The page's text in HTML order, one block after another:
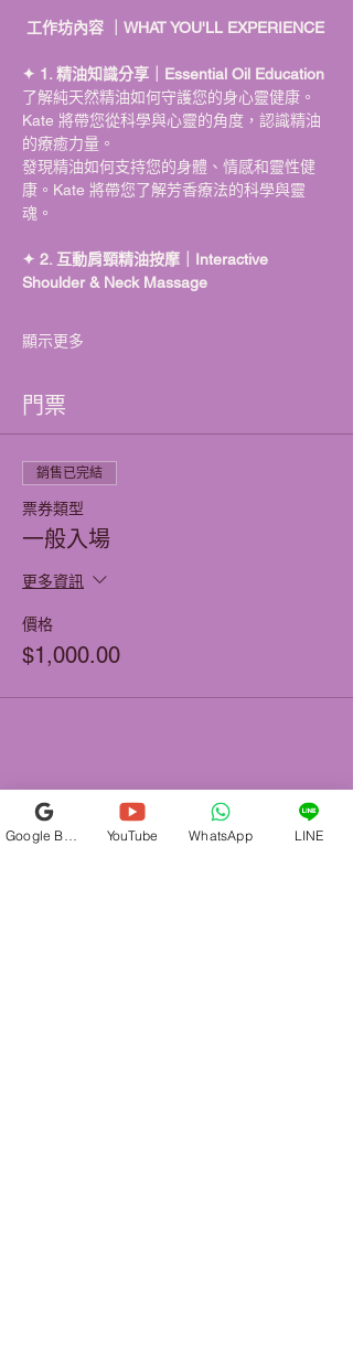
工作坊內容 ｜WHAT YOU'LL EXPERIENCE
✦ 1. 精油知識分享｜Essential Oil Education
了解純天然精油如何守護您的身心靈健康。
Kate 將帶您從科學與心靈的角度，認識精油
的療癒力量。
發現精油如何支持您的身體、情感和靈性健
康。Kate 將帶您了解芳香療法的科學與靈
魂。
✦ 2. 互動肩頸精油按摩｜Interactive
Shoulder & Neck Massage
顯示更多
門票
銷售已完結
票券類型
一般入場
更多資訊
價格
$1,000.00
分享此活動
YouTube WhatsApp LINE